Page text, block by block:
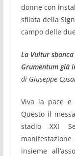
donne con
sfilata della
campo delle
La Vultur
Grumentum già
di Giuseppe
Viva la pace
Questo il
stadio XXI
insieme